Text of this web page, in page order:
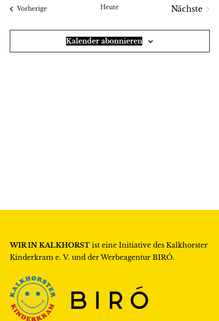
VorherigeVeranstaltungen Heute
Nächste
Kalender abonnieren
WIR IN KALKHORST ist eine Initiative des Kalkhorster
Kinderkram e. V. und der Werbeagentur BIRÓ.